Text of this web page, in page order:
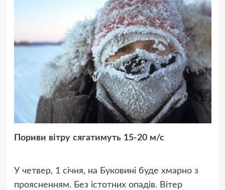
Пориви вітру сягатимуть 15-20 м/с
У четвер, 1 січня, на Буковині буде хмарно з
проясненням. Без істотних опадів. Вітер